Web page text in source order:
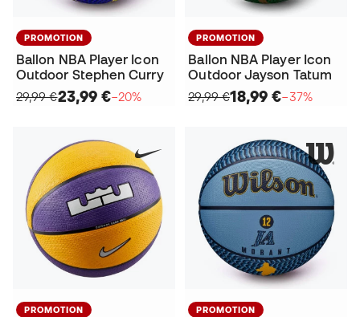
PROMOTION
Ballon NBA Player Icon
Outdoor Stephen Curry
29,99 €23,99 €−20%
PROMOTION
Ballon NBA Player Icon
Outdoor Jayson Tatum
29,99 €18,99 €−37%
PROMOTION PROMOTION